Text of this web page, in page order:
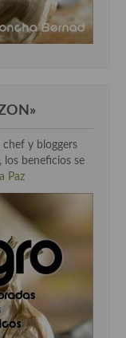
y bloggers
los beneficios se
Paz